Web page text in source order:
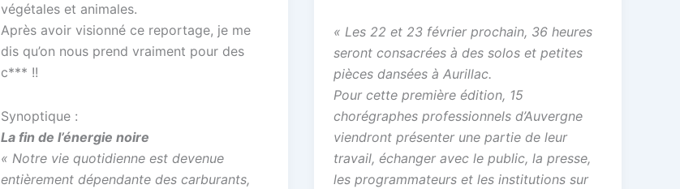
végétales et animales.
Après avoir visionné ce reportage, je me
dis qu’on nous prend vraiment pour des
c*** !!
Synoptique :
La fin de l’énergie noire
« Notre vie quotidienne est devenue
entièrement dépendante des carburants,
« Les 22 et 23 février prochain, 36 heures
seront consacrées à des solos et petites
pièces dansées à Aurillac.
Pour cette première édition, 15
chorégraphes professionnels d’Auvergne
viendront présenter une partie de leur
travail, échanger avec le public, la presse,
les programmateurs et les institutions sur